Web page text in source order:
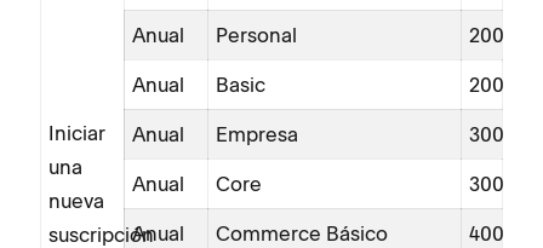
Iniciar
una
nueva
suscripción
Anual Personal 200
Anual Basic 200
Anual Empresa 300
Anual Core 300
Anual Commerce Básico 400